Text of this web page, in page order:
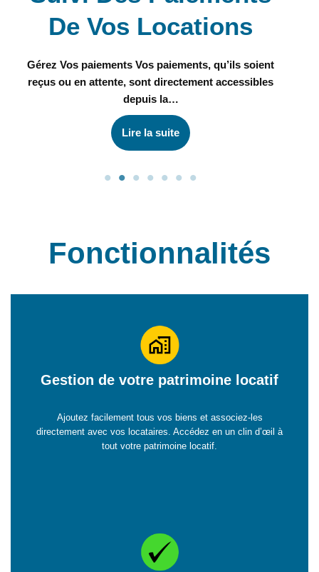
De Vos Locations
Gérez Vos paiements Vos paiements, qu’ils soient
reçus ou en attente, sont directement accessibles
depuis la…
Lire la suite
Fonctionnalités
Gestion de votre patrimoine locatif
Ajoutez facilement tous vos biens et associez-les
directement avec vos locataires. Accédez en un clin d’œil à
tout votre patrimoine locatif.